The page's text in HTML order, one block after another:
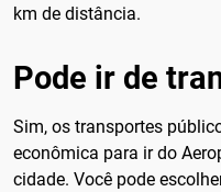
km de distância.
Pode ir de
Sim, os transportes
econômica para ir do
cidade. Você pode